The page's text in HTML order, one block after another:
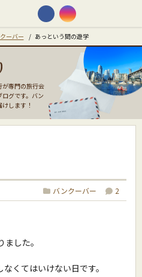
ーバー / あっという間の遊学
が専門の旅行会
グです。バン
します！
バンクーバー 2
した。
くてはいけない日です。